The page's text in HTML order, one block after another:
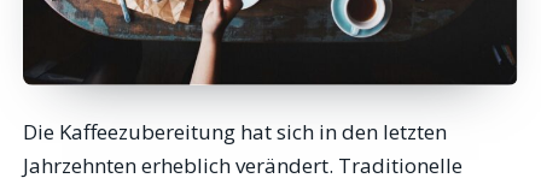
Die Kaffeezubereitung hat sich in den letzten
Jahrzehnten erheblich verändert. Traditionelle